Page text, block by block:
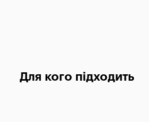
Для кого підходить